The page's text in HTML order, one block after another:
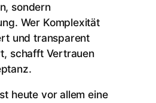
sondern
Wer Komplexität
und transparent
schafft Vertrauen
heute vor allem eine